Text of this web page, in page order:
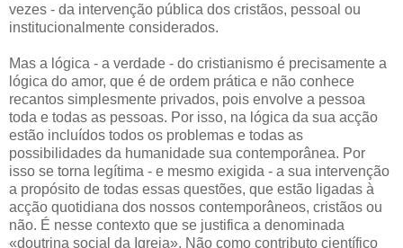
vezes - da intervenção pública dos cristãos, pessoal ou
institucionalmente considerados.
Mas a lógica - a verdade - do cristianismo é precisamente a
lógica do amor, que é de ordem prática e não conhece
recantos simplesmente privados, pois envolve a pessoa
toda e todas as pessoas. Por isso, na lógica da sua acção
estão incluídos todos os problemas e todas as
possibilidades da humanidade sua contemporânea. Por
isso se torna legítima - e mesmo exigida - a sua intervenção
a propósito de todas essas questões, que estão ligadas à
acção quotidiana dos nossos contemporâneos, cristãos ou
não. É nesse contexto que se justifica a denominada
«doutrina social da Igreja». Não como contributo científico